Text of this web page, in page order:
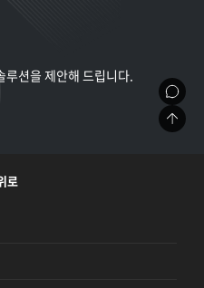
션을 제안해 드립니다.
로